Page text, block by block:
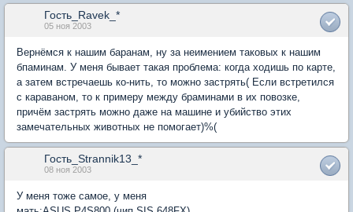
Гость_Ravek_*
05 ноя 2003
Вернёмся к нашим баранам, ну за неимением таковых к нашим
бпаминам. У меня бывает такая проблема: когда ходишь по карте,
а затем встречаешь ко-нить, то можно застрять( Если встретился
с караваном, то к примеру между браминами в их повозке,
причём застрять можно даже на машине и убийство этих
замечательных животных не помогает)%(
Гость_Strannik13_*
08 ноя 2003
У меня тоже самое, у меня